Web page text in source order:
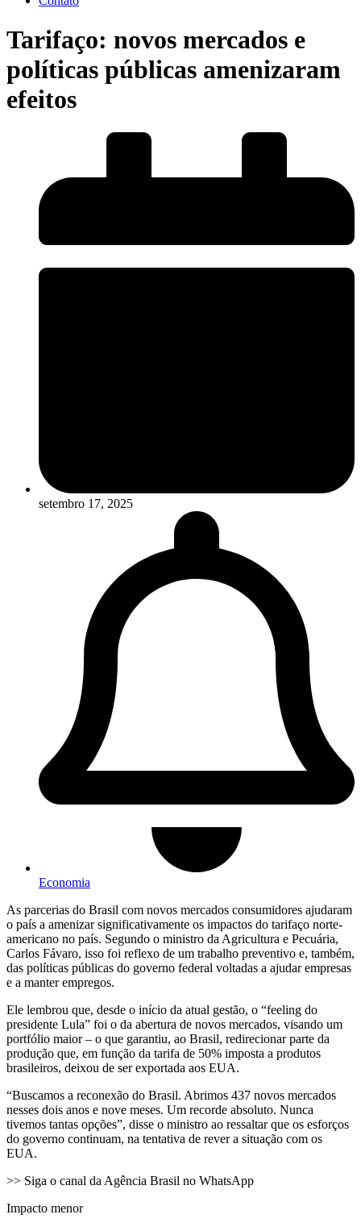
Tarifaço: novos mercados e
políticas públicas amenizaram
efeitos
setembro 17, 2025
Economia
As parcerias do Brasil com novos mercados consumidores ajudaram
o país a amenizar significativamente os impactos do tarifaço norte-
americano no país. Segundo o ministro da Agricultura e Pecuária,
Carlos Fávaro, isso foi reflexo de um trabalho preventivo e, também,
das políticas públicas do governo federal voltadas a ajudar empresas
e a manter empregos.
Ele lembrou que, desde o início da atual gestão, o “feeling do
presidente Lula” foi o da abertura de novos mercados, visando um
portfólio maior – o que garantiu, ao Brasil, redirecionar parte da
produção que, em função da tarifa de 50% imposta a produtos
brasileiros, deixou de ser exportada aos EUA.
“Buscamos a reconexão do Brasil. Abrimos 437 novos mercados
nesses dois anos e nove meses. Um recorde absoluto. Nunca
tivemos tantas opções”, disse o ministro ao ressaltar que os esforços
do governo continuam, na tentativa de rever a situação com os
EUA.
>> Siga o canal da Agência Brasil no WhatsApp
Impacto menor